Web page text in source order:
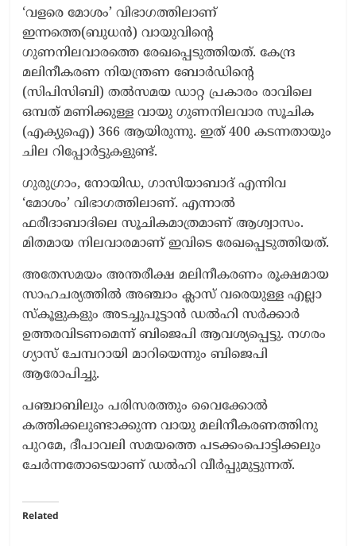
‘വളരെ മോശം’ വിഭാഗത്തിലാണ്
ഇന്നത്തെ(ബുധന്‍) വായുവിന്റെ
ഗുണനിലവാരത്തെ രേഖപ്പെടുത്തിയത്. കേന്ദ്ര
മലിനീകരണ നിയന്ത്രണ ബോർഡിൻ്റെ
(സിപിസിബി) തൽസമയ ഡാറ്റ പ്രകാരം രാവിലെ
ഒമ്പത് മണിക്കുള്ള വായു ഗുണനിലവാര സൂചിക
(എക്യുഐ) 366 ആയിരുന്നു. ഇത് 400 കടന്നതായും
ചില റിപ്പോര്‍ട്ടുകളുണ്ട്.
ഗുരുഗ്രാം, നോയിഡ, ഗാസിയാബാദ് എന്നിവ
‘മോശം’ വിഭാഗത്തിലാണ്. എന്നാല്‍
ഫരീദാബാദിലെ സൂചികമാത്രമാണ് ആശ്വാസം.
മിതമായ നിലവാരമാണ് ഇവിടെ രേഖപ്പെടുത്തിയത്.
അതേസമയം അന്തരീക്ഷ മലിനീകരണം രൂക്ഷമായ
സാഹചര്യത്തിൽ അഞ്ചാം ക്ലാസ് വരെയുള്ള എല്ലാ
സ്കൂളുകളും അടച്ചുപൂട്ടാൻ ഡൽഹി സർക്കാർ
ഉത്തരവിടണമെന്ന് ബിജെപി ആവശ്യപ്പെട്ടു. നഗരം
ഗ്യാസ് ചേമ്പറായി മാറിയെന്നും ബിജെപി
ആരോപിച്ചു.
പഞ്ചാബിലും പരിസരത്തും വൈക്കോല്‍
കത്തിക്കലുണ്ടാക്കുന്ന വായു മലിനീകരണത്തിനു
പുറമേ, ദീപാവലി സമയത്തെ പടക്കംപൊട്ടിക്കലും
ചേര്‍ന്നതോടെയാണ് ഡല്‍ഹി വീര്‍പ്പുമുട്ടുന്നത്.
Related